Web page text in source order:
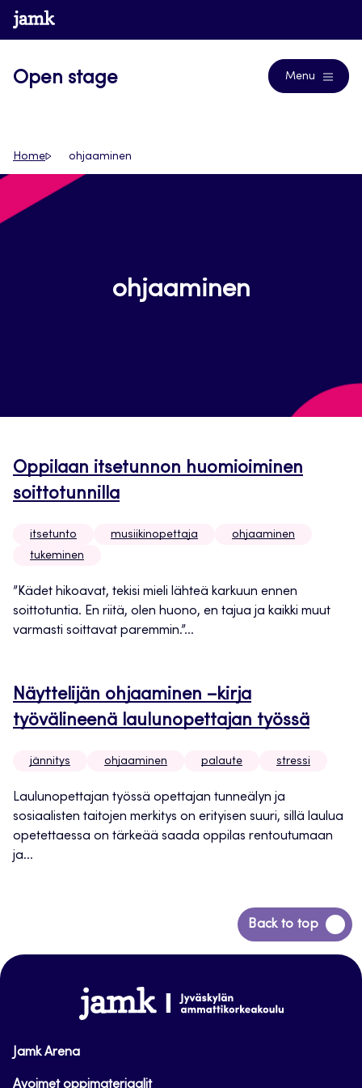
Siirry
suoraan
www.jamk.fi
Open stage Menu
Home ohjaaminen
ohjaaminen
Oppilaan itsetunnon huomioiminen
soittotunnilla
itsetunto musiikinopettaja
ohjaaminen
tukeminen
”Kädet hikoavat, tekisi mieli lähteä karkuun ennen
soittotuntia. En riitä, olen huono, en tajua ja kaikki muut
varmasti soittavat paremmin.”...
Näyttelijän ohjaaminen –kirja
työvälineenä laulunopettajan työssä
jännitys ohjaaminen palaute stressi
Laulunopettajan työssä opettajan tunneälyn ja
sosiaalisten taitojen merkitys on erityisen suuri, sillä laulua
opetettaessa on tärkeää saada oppilas rentoutumaan
ja...
Back to top
Siirry
takaisin
www.jamk.fi
Jamk Arena
Avoimet oppimateriaalit